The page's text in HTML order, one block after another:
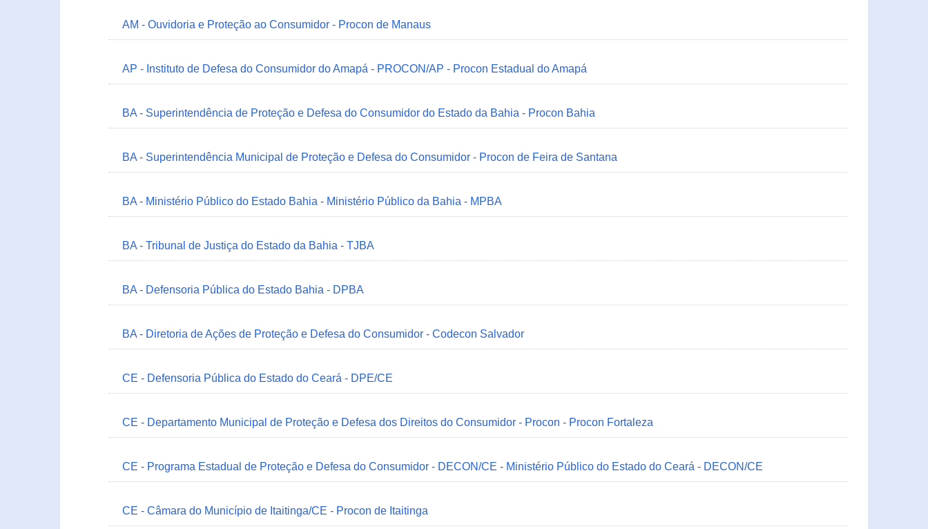
AM - Ouvidoria e Proteção ao Consumidor - Procon de Manaus
AP - Instituto de Defesa do Consumidor do Amapá - PROCON/AP - Procon Estadual do Amapá
BA - Superintendência de Proteção e Defesa do Consumidor do Estado da Bahia - Procon Bahia
BA - Superintendência Municipal de Proteção e Defesa do Consumidor - Procon de Feira de Santana
BA - Ministério Público do Estado Bahia - Ministério Público da Bahia - MPBA
BA - Tribunal de Justiça do Estado da Bahia - TJBA
BA - Defensoria Pública do Estado Bahia - DPBA
BA - Diretoria de Ações de Proteção e Defesa do Consumidor - Codecon Salvador
CE - Defensoria Pública do Estado do Ceará - DPE/CE
CE - Departamento Municipal de Proteção e Defesa dos Direitos do Consumidor - Procon - Procon Fortaleza
CE - Programa Estadual de Proteção e Defesa do Consumidor - DECON/CE - Ministério Público do Estado do Ceará - DECON/CE
CE - Câmara do Município de Itaitinga/CE - Procon de Itaitinga